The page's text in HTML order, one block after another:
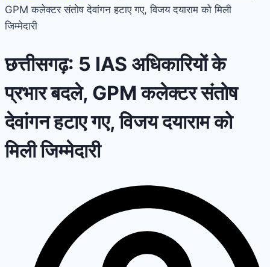
GPM कलेक्टर संतोष देवांगन हटाए गए, विजय दयाराम को मिली
जिम्मेदारी
छत्तीसगढ़: 5 IAS अधिकारियों के
प्रभार बदले, GPM कलेक्टर संतोष
देवांगन हटाए गए, विजय दयाराम को
मिली जिम्मेदारी